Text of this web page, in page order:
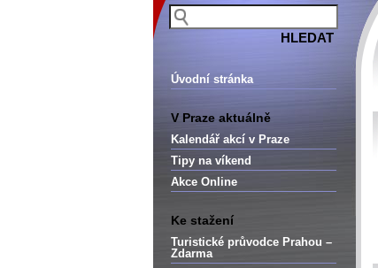
Úvodní stránka
V Praze aktuálně
Kalendář akcí v Praze
Tipy na víkend
Akce Online
Ke stažení
Turistické průvodce Prahou –
Zdarma